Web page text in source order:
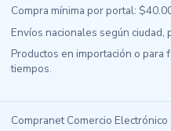
Compra mínima por portal:
Envíos nacionales según ciudad,
Productos en importación o
tiempos.
Compranet Comercio